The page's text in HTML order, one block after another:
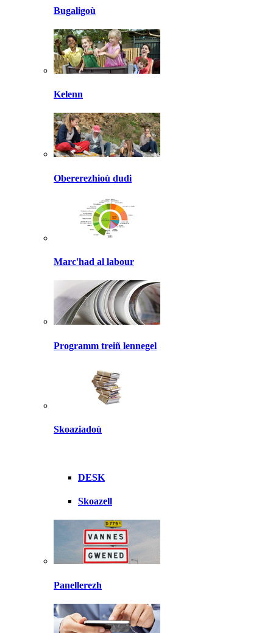
Bugaligoù
Kelenn
Obererezhioù dudi
Marc'had al labour
Programm treiñ lennegel
Skoaziadoù
DESK
Skoazell
Panellerezh